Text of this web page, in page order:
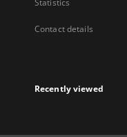
Statistics
Contact details
Recently viewed